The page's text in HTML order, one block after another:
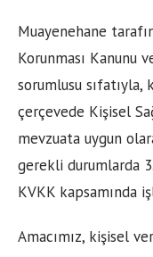
Muayenehane
Korunması Kanunu
sorumlusu sıfatıyla,
çerçevede Kişisel
mevzuata uygun
gerekli durumlarda
KVKK kapsamında
Amacımız, kişisel